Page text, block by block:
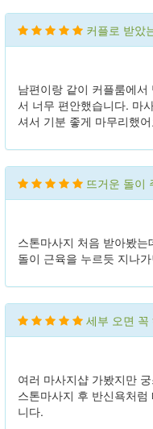
커플로 받았
남편이랑 같이 커플룸에
서 너무 편안했습니다. 마
셔서 기분 좋게 마무리했
뜨거운 돌이
스톤마사지 처음 받아봤
돌이 근육을 누르듯 지나
세부 오면 꼭
여러 마사지샵 가봤지만
스톤마사지 후 반신욕처
니다.